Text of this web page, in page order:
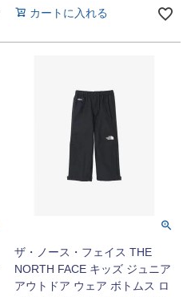
カートに入れる
ザ・ノース・フェイス THE
NORTH FACE キッズ ジュニア
アウトドア ウェア ボトムス ロ